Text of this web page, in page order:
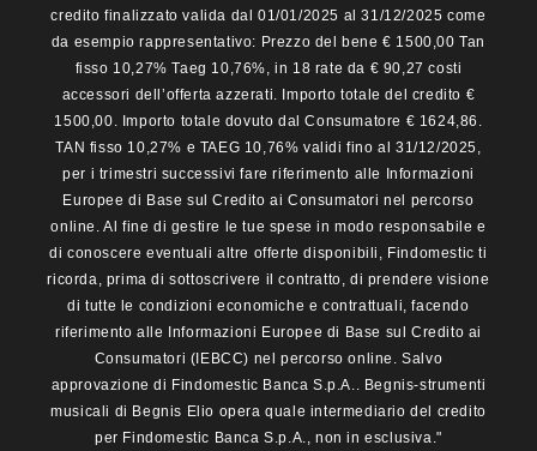
credito finalizzato valida dal 01/01/2025 al 31/12/2025 come
da esempio rappresentativo: Prezzo del bene € 1500,00 Tan
fisso 10,27% Taeg 10,76%, in 18 rate da € 90,27 costi
accessori dell’offerta azzerati. Importo totale del credito €
1500,00. Importo totale dovuto dal Consumatore € 1624,86.
TAN fisso 10,27% e TAEG 10,76% validi fino al 31/12/2025,
per i trimestri successivi fare riferimento alle Informazioni
Europee di Base sul Credito ai Consumatori nel percorso
online. Al fine di gestire le tue spese in modo responsabile e
di conoscere eventuali altre offerte disponibili, Findomestic ti
ricorda, prima di sottoscrivere il contratto, di prendere visione
di tutte le condizioni economiche e contrattuali, facendo
riferimento alle Informazioni Europee di Base sul Credito ai
Consumatori (IEBCC) nel percorso online. Salvo
approvazione di Findomestic Banca S.p.A.. Begnis-strumenti
musicali di Begnis Elio opera quale intermediario del credito
per Findomestic Banca S.p.A., non in esclusiva."